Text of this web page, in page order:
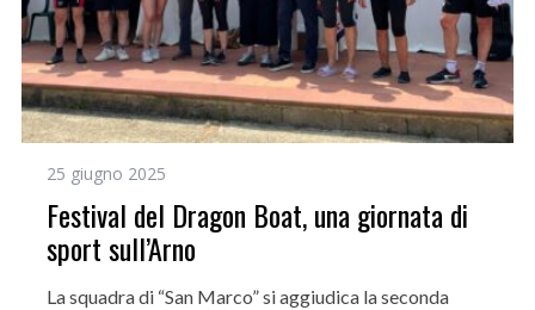
25 giugno 2025
Festival del Dragon Boat, una giornata di
sport sull’Arno
La squadra di “San Marco” si aggiudica la seconda